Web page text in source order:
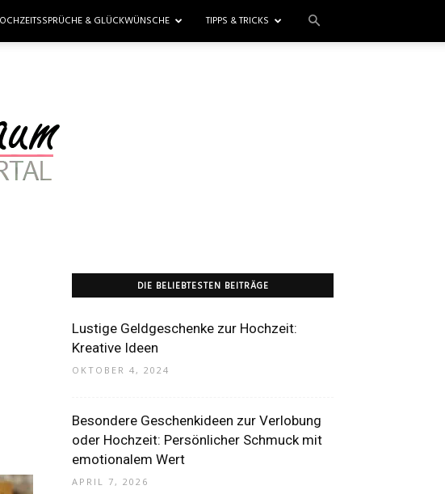
& GLÜCKWÜNSCHE TIPPS & TRICKS
DIE BELIEBTESTEN BEITRÄGE
Lustige Geldgeschenke zur Hochzeit:
Kreative Ideen
OKTOBER 4, 2024
Besondere Geschenkideen zur Verlobung
oder Hochzeit: Persönlicher Schmuck mit
emotionalem Wert
APRIL 7, 2026